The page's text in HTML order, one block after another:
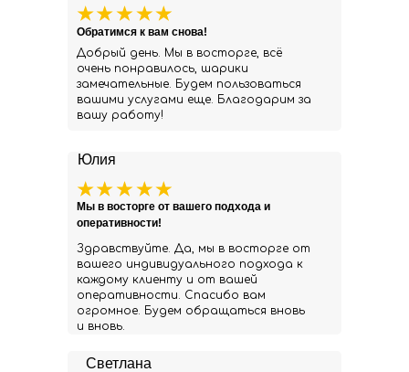
Юлия
Здравствуйте. Да, мы в восторге от
вашего индивидуального подхода к
каждому клиенту и от вашей
оперативности. Спасибо вам
огромное. Будем обращаться вновь
и вновь.
Мы в восторге от вашего подхода и
оперативности!
Светлана
Добрый день. Мы в восторге, всё
очень понравилось, шарики
замечательные. Будем пользоваться
вашими услугами еще. Благодарим за
вашу работу!
Обратимся к вам снова!